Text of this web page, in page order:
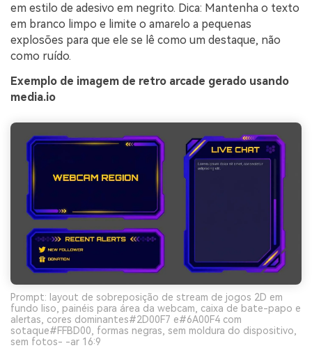
em estilo de adesivo em negrito. Dica: Mantenha o texto
em branco limpo e limite o amarelo a pequenas
explosões para que ele se lê como um destaque, não
como ruído.
Exemplo de imagem de retro arcade gerado usando
media.io
Prompt: layout de sobreposição de stream de jogos 2D em
fundo liso, painéis para área da webcam, caixa de bate-papo e
alertas, cores dominantes#2D00F7 e#6A00F4 com
sotaque#FFBD00, formas negras, sem moldura do dispositivo,
sem fotos- -ar 16:9